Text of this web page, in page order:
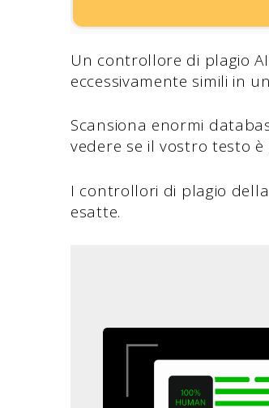
Un controllore di plagio
eccessivamente simili in
Scansiona enormi
vedere se il vostro testo
I controllori di plagio
esatte.